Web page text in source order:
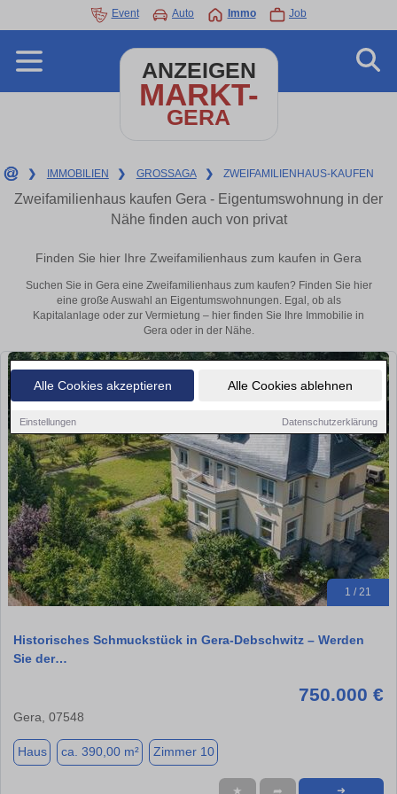
Alle Cookies akzeptieren Alle Cookies ablehnen
Einstellungen Datenschutzerklärung
Event Auto Immo Job
ANZEIGEN
MARKT-
GERA
❯ IMMOBILIEN ❯ GROSSAGA ❯ ZWEIFAMILIENHAUS-KAUFEN
Zweifamilienhaus kaufen Gera - Eigentumswohnung in der
Nähe finden auch von privat
Finden Sie hier Ihre Zweifamilienhaus zum kaufen in Gera
Suchen Sie in Gera eine Zweifamilienhaus zum kaufen? Finden Sie hier
eine große Auswahl an Eigentumswohnungen. Egal, ob als
Kapitalanlage oder zur Vermietung – hier finden Sie Ihre Immobilie in
Gera oder in der Nähe.
1 / 21
Historisches Schmuckstück in Gera-Debschwitz – Werden
Sie der…
750.000 €
Gera, 07548
Haus ca. 390,00 m² Zimmer 10
★ ➦ ➜